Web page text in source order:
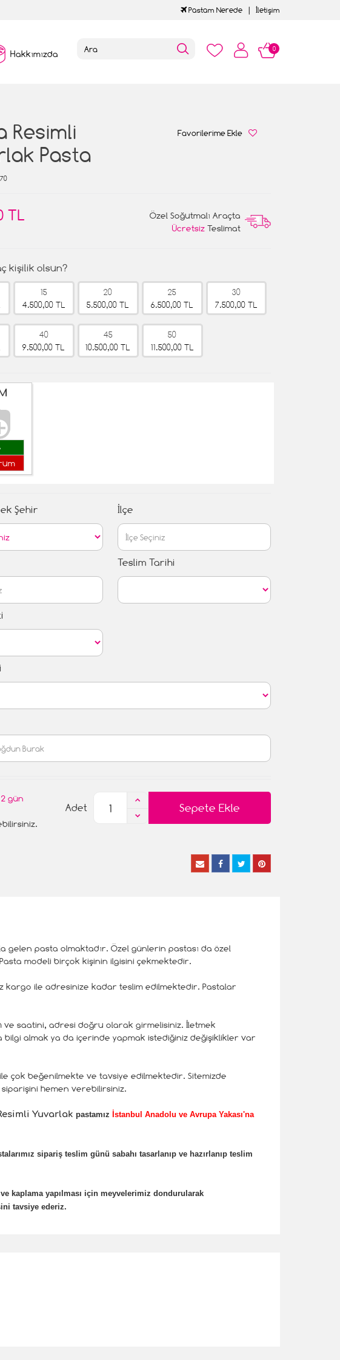
Pastam Nerede İletişim
Hakkımızda 0
Resimli
Pasta
Favorilerime Ekle
TL
Özel Soğutmalı Araçta
Ücretsiz Teslimat
kişilik olsun?
15
4.500,00 TL
20
5.500,00 TL
25
6.500,00 TL
30
7.500,00 TL
40
9.500,00 TL
45
10.500,00 TL
50
11.500,00 TL
Şehir İlçe
Teslim Tarihi
2 gün
Sepete Ekle
Adet
gelen pasta olmaktadır. Özel günlerin pastası da özel
modeli birçok kişinin ilgisini çekmektedir.
kargo ile adresinize kadar teslim edilmektedir. Pastalar
ve saatini, adresi doğru olarak girmelisiniz. İletmek
almak ya da içerinde yapmak istediğiniz değişiklikler var
çok beğenilmekte ve tavsiye edilmektedir. Sitemizde
hemen verebilirsiniz.
Yuvarlak pastamız İstanbul Anadolu ve Avrupa Yakası'na
sipariş teslim günü sabahı tasarlanıp ve hazırlanıp teslim
kaplama yapılması için meyvelerimiz dondurularak
tavsiye ederiz.